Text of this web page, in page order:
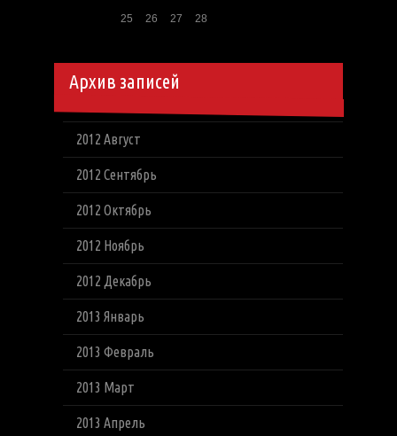
25 26 27 28
Архив записей
2012 Август
2012 Сентябрь
2012 Октябрь
2012 Ноябрь
2012 Декабрь
2013 Январь
2013 Февраль
2013 Март
2013 Апрель